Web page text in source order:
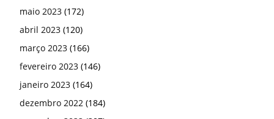
maio 2023 (172)
abril 2023 (120)
março 2023 (166)
fevereiro 2023 (146)
janeiro 2023 (164)
dezembro 2022 (184)